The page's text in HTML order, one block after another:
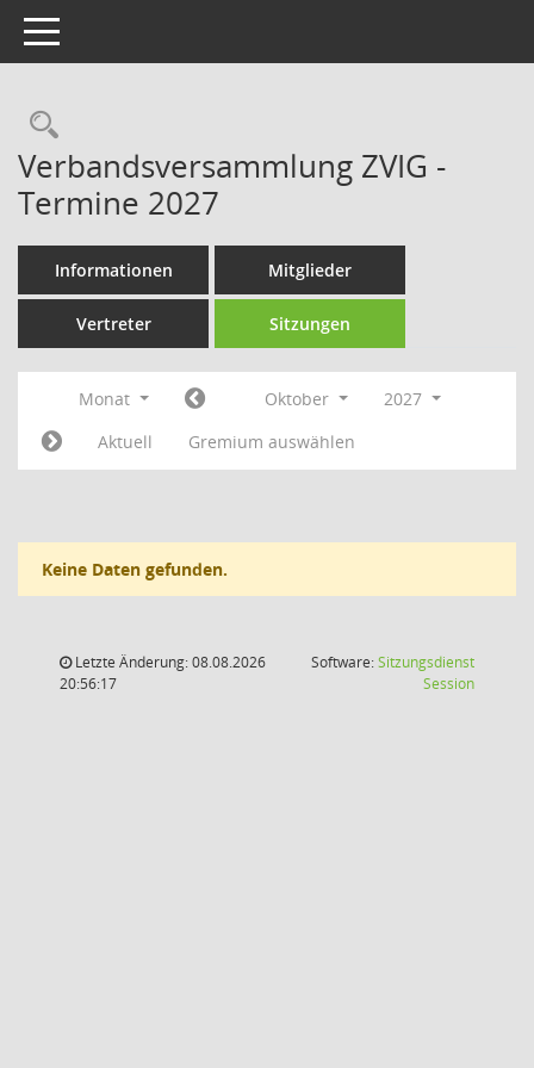
Toggle navigation
Rechercheauswahl
Verbandsversammlung ZVIG -
Termine 2027
Informationen Mitglieder
Vertreter Sitzungen
Monat Oktober
2027
Aktuell
Gremium auswählen
Keine Daten gefunden.
Letzte Änderung: 08.08.2026
20:56:17
Software:Sitzungsdienst
Session(Wird in